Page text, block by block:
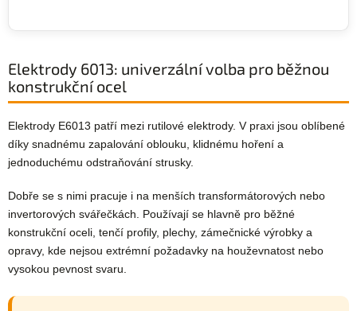
Elektrody 6013: univerzální volba pro běžnou
konstrukční ocel
Elektrody E6013 patří mezi rutilové elektrody. V praxi jsou oblíbené
díky snadnému zapalování oblouku, klidnému hoření a
jednoduchému odstraňování strusky.
Dobře se s nimi pracuje i na menších transformátorových nebo
invertorových svářečkách. Používají se hlavně pro běžné
konstrukční oceli, tenčí profily, plechy, zámečnické výrobky a
opravy, kde nejsou extrémní požadavky na houževnatost nebo
vysokou pevnost svaru.